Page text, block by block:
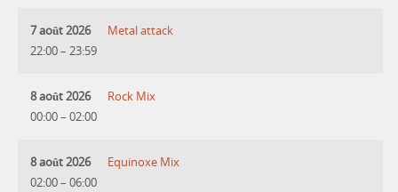
7 août 2026
22:00– 23:59
Metal attack
8 août 2026
00:00– 02:00
Rock Mix
8 août 2026
02:00– 06:00
Equinoxe Mix